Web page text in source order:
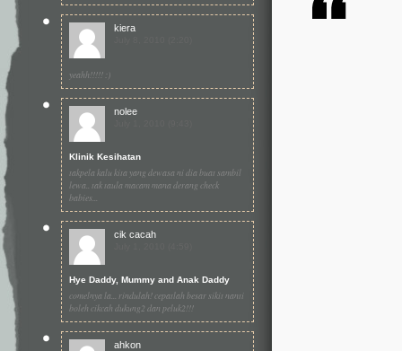
kiera
yeahh!!!!! :)
nolee
Klinik Kesihatan
takpela kalu kita yang dewasa ni dia buat sambil
lewa.. tak taula macam mana derang check
babies...
cik cacah
Hye Daddy, Mummy and Anak Daddy
comelnya la... rindulah! cepatlah besar sikit nanti
boleh cikcah dukung2 dan peluk2!!!
ahkon